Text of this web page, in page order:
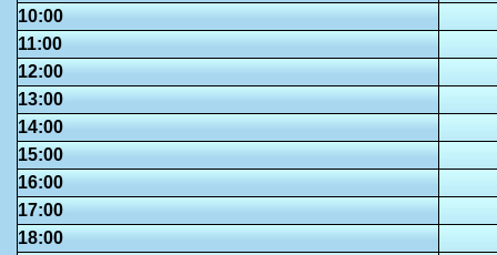
10:00
11:00
12:00
13:00
14:00
15:00
16:00
17:00
18:00